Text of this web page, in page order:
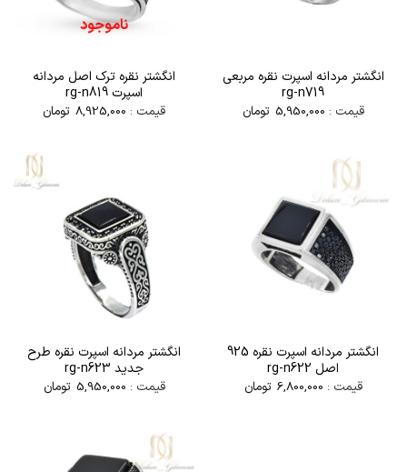
انگشتر مردانه اسپرت نقره مربعی
rg-n719
قیمت : 5,950,000 تومان
ناموجود
انگشتر نقره ترک اصل مردانه
اسپرت rg-n819
قیمت : 8,925,000 تومان
انگشتر مردانه اسپرت نقره 925
اصل rg-n622
قیمت : 6,800,000 تومان
انگشتر مردانه اسپرت نقره طرح
جدید rg-n623
قیمت : 5,950,000 تومان